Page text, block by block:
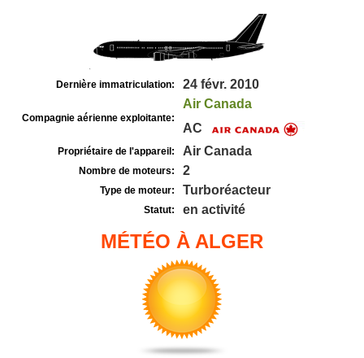
Dernière immatriculation: 24 févr. 2010
Compagnie aérienne exploitante:
Air Canada
AC
Propriétaire de l'appareil: Air Canada
Nombre de moteurs: 2
Type de moteur: Turboréacteur
Statut: en activité
MÉTÉO À ALGER